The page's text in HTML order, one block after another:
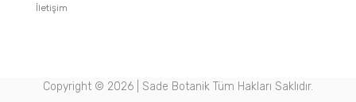
İletişim
Copyright © 2026 | Sade Botanik Tüm Hakları Saklıdır.